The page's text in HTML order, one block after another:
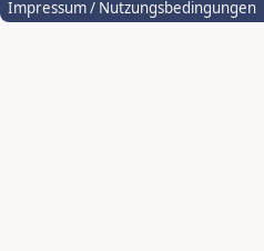
Impressum / Nutzungsbedingungen